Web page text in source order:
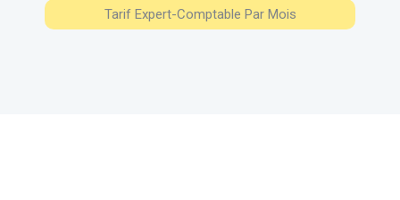
Tarif Expert-Comptable Par Mois